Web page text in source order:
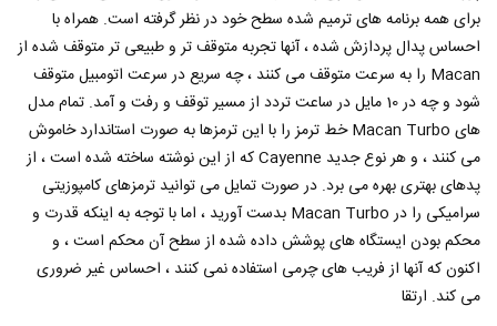
برای همه برنامه های ترمیم شده سطح خود در نظر گرفته است. همراه با
احساس پدال پردازش شده ، آنها تجربه متوقف تر و طبیعی تر متوقف شده از
Macan را به سرعت متوقف می کنند ، چه سریع در سرعت اتومبیل متوقف
شود و چه در 10 مایل در ساعت تردد از مسیر توقف و رفت و آمد. تمام مدل
های Macan Turbo خط ترمز را با این ترمزها به صورت استاندارد خاموش
می کنند ، و هر نوع جدید Cayenne که از این نوشته ساخته شده است ، از
پدهای بهتری بهره می برد. در صورت تمایل می توانید ترمزهای کامپوزیتی
سرامیکی را در Macan Turbo بدست آورید ، اما با توجه به اینکه قدرت و
محکم بودن ایستگاه های پوشش داده شده از سطح آن محکم است ، و
اکنون که آنها از فریب های چرمی استفاده نمی کنند ، احساس غیر ضروری
می کند. ارتقا